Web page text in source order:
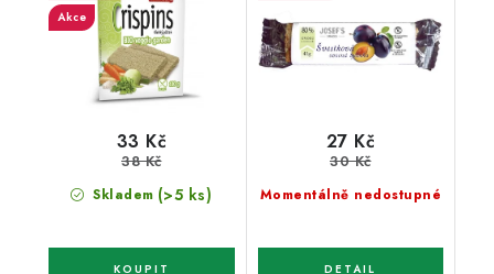
Akce
Skladem (>5 ks)
33 Kč
38 Kč
Momentálně nedostupné
27 Kč
30 Kč